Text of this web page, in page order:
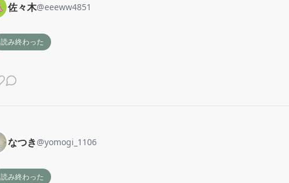
佐々木@eeeww4851
読み終わった
なつき@yomogi_1106
読み終わった